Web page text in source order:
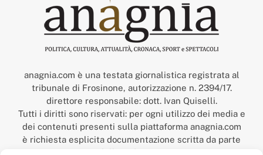
anagnia.com è una testata giornalistica registrata al
tribunale di Frosinone, autorizzazione n. 2394/17.
direttore responsabile: dott. Ivan Quiselli.
Tutti i diritti sono riservati: per ogni utilizzo dei media e
dei contenuti presenti sulla piattaforma anagnia.com
è richiesta esplicita documentazione scritta da parte
della redazione.